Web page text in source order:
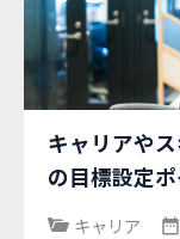
キャリアや
の目標設定
キャリア